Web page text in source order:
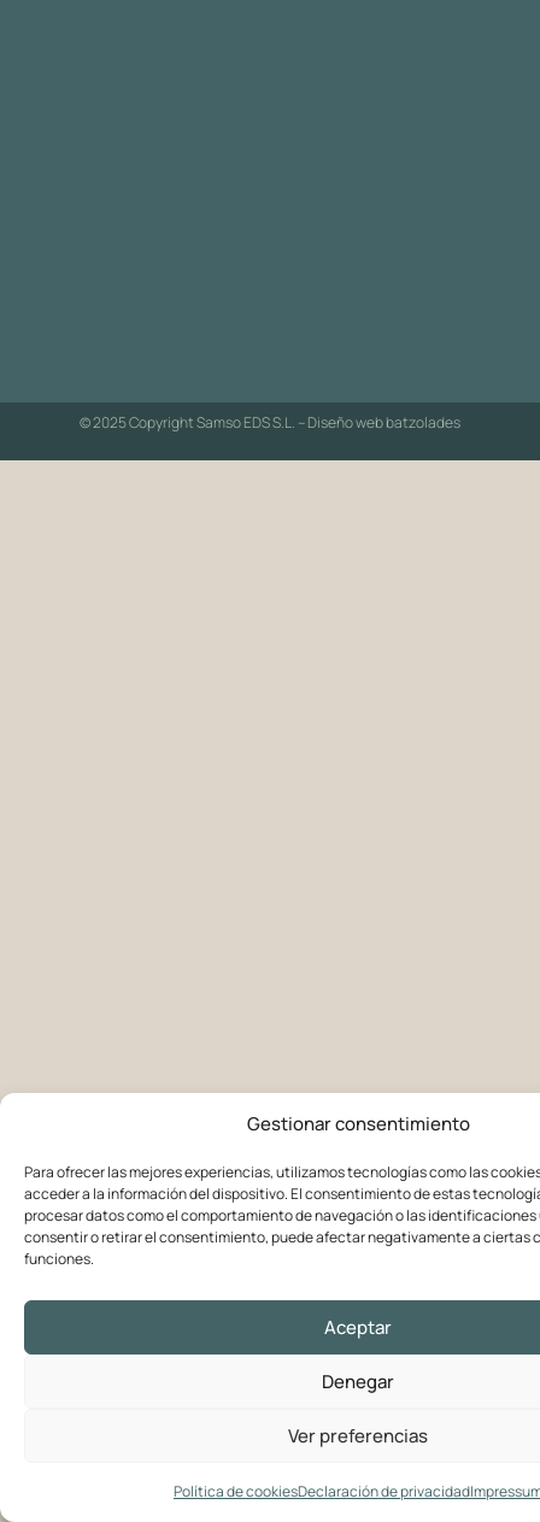
Gestionar consentimiento
Para ofrecer las mejores experiencias, utilizamos tecnologías como las
acceder a la información del dispositivo. El consentimiento de estas
procesar datos como el comportamiento de navegación o las identificaciones
consentir o retirar el consentimiento, puede afectar negativamente a ciertas
funciones.
Aceptar
Denegar
Ver preferencias
Política de cookiesDeclaración de privacidad
© 2025 Copyright Samso EDS S.L. – Diseño webbatzolades